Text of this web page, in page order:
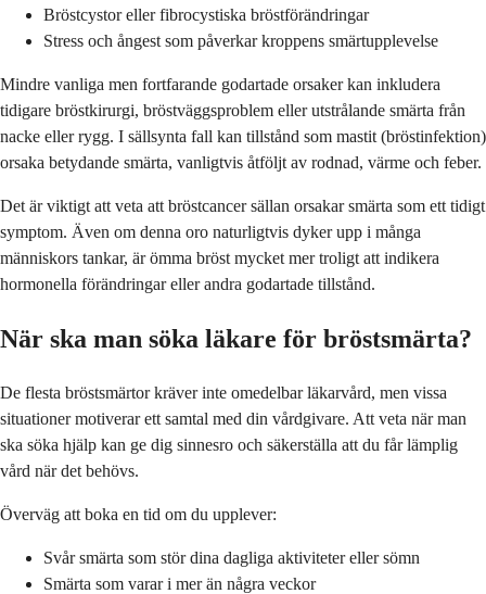
Bröstcystor eller fibrocystiska bröstförändringar
Stress och ångest som påverkar kroppens smärtupplevelse
Mindre vanliga men fortfarande godartade orsaker kan inkludera
tidigare bröstkirurgi, bröstväggsproblem eller utstrålande smärta från
nacke eller rygg. I sällsynta fall kan tillstånd som mastit (bröstinfektion)
orsaka betydande smärta, vanligtvis åtföljt av rodnad, värme och feber.
Det är viktigt att veta att bröstcancer sällan orsakar smärta som ett tidigt
symptom. Även om denna oro naturligtvis dyker upp i många
människors tankar, är ömma bröst mycket mer troligt att indikera
hormonella förändringar eller andra godartade tillstånd.
När ska man söka läkare för bröstsmärta?
De flesta bröstsmärtor kräver inte omedelbar läkarvård, men vissa
situationer motiverar ett samtal med din vårdgivare. Att veta när man
ska söka hjälp kan ge dig sinnesro och säkerställa att du får lämplig
vård när det behövs.
Överväg att boka en tid om du upplever:
Svår smärta som stör dina dagliga aktiviteter eller sömn
Smärta som varar i mer än några veckor